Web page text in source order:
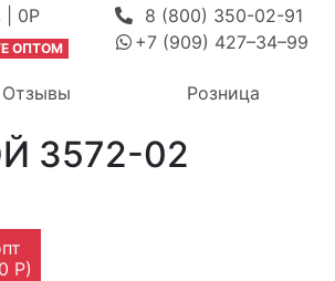
0Р
ОПТОМ
8 (800) 350-02-91
+7 (909) 427–34–99
выпадающее меню
Отзывы Розница
3572-02
Р)